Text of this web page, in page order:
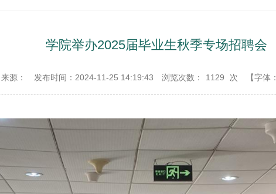
学院举办2025届毕业生秋季专场招聘会
来源： 发布时间：2024-11-25 14:19:43 浏览次数： 1129 次 【字体：